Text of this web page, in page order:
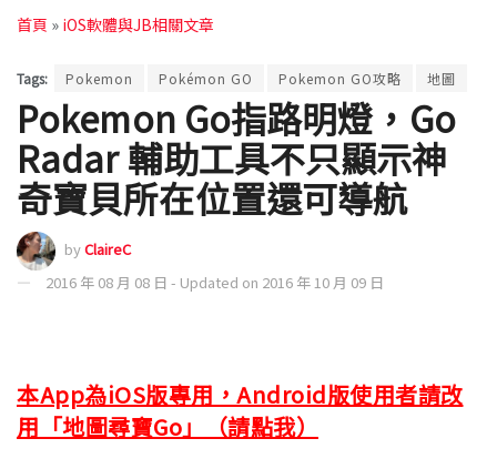
首頁 » iOS軟體與JB相關文章
Tags: Pokemon Pokémon GO Pokemon GO攻略 地圖
Pokemon Go指路明燈，Go
Radar 輔助工具不只顯示神
奇寶貝所在位置還可導航
byClaireC
2016 年 08 月 08 日 - Updated on 2016 年 10 月 09 日
本App為iOS版專用，Android版使用者請改
用「地圖尋寶Go」（請點我）